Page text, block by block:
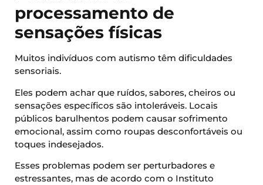
processamento de
sensações físicas
Muitos indivíduos com autismo têm dificuldades
sensoriais.
Eles podem achar que ruídos, sabores, cheiros ou
sensações específicos são intoleráveis. Locais
públicos barulhentos podem causar sofrimento
emocional, assim como roupas desconfortáveis ​​ou
toques indesejados.
Esses problemas podem ser perturbadores e
estressantes, mas de acordo com o Instituto